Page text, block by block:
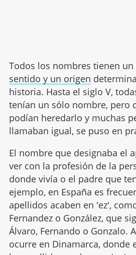
Todos los nombres tienen un
sentido y un origen
historia. Hasta el siglo V,
tenían un sólo nombre, pero
podían heredarlo y muchas
llamaban igual, se puso en
El nombre que designaba el
ver con la profesión de la
donde vivía o el padre que
ejemplo, en España es
apellidos acaben en 'ez',
Fernandez o González, que
Álvaro, Fernando o Gonzalo.
ocurre en Dinamarca, donde